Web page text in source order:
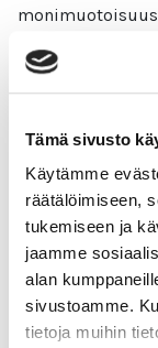
Tämä sivusto
Käytämme
räätälöimiseen,
tukemiseen ja
jaamme
alan
sivustoamme.
tietoja muihin
erilaisissa
Kestävän
osp)
Tervetuloa